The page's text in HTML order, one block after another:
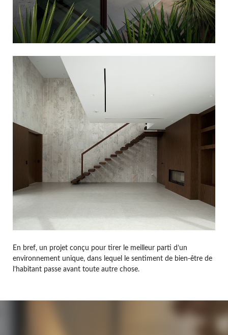
En bref, un projet conçu pour tirer le meilleur parti d’un
environnement unique, dans lequel le sentiment de bien-être de
l’habitant passe avant toute autre chose.